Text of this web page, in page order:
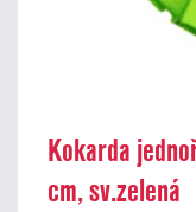
Kokarda
cm, sv.zelená